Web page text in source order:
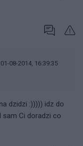
01-08-2014, 16:39:35
dzidzi :))))) idz do
sam Ci doradzi co